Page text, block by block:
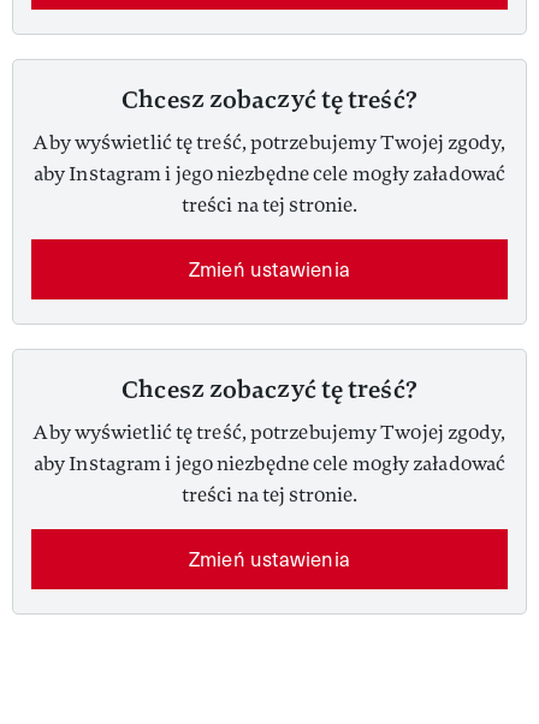
Chcesz zobaczyć tę treść?
Aby wyświetlić tę treść, potrzebujemy Twojej zgody,
aby Instagram i jego niezbędne cele mogły załadować
treści na tej stronie.
Zmień ustawienia
Chcesz zobaczyć tę treść?
Aby wyświetlić tę treść, potrzebujemy Twojej zgody,
aby Instagram i jego niezbędne cele mogły załadować
treści na tej stronie.
Zmień ustawienia